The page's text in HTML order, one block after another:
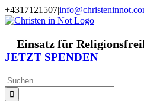
Zum
Inhalt
+4317121507|
Facebook
Instagram
X
Spenden
Newsletter
Einsatz für
JETZT SPENDEN
Suche
nach: